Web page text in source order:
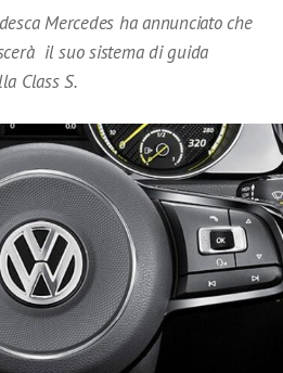
Mercedes ha annunciato che
il suo sistema di guida
Class S.